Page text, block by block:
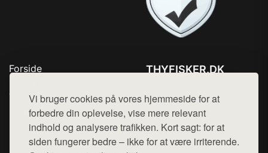
Vi bruger cookies på vores hjemmeside for at
forbedre din oplevelse, vise mere relevant
indhold og analysere trafikken. Kort sagt: for at
siden fungerer bedre – ikke for at være irriterende.
Forside
Top Rabatter
Kontakt
THYFISKER.DK
Mail: hej@want.dk
Cookie- og privatlivspolitik